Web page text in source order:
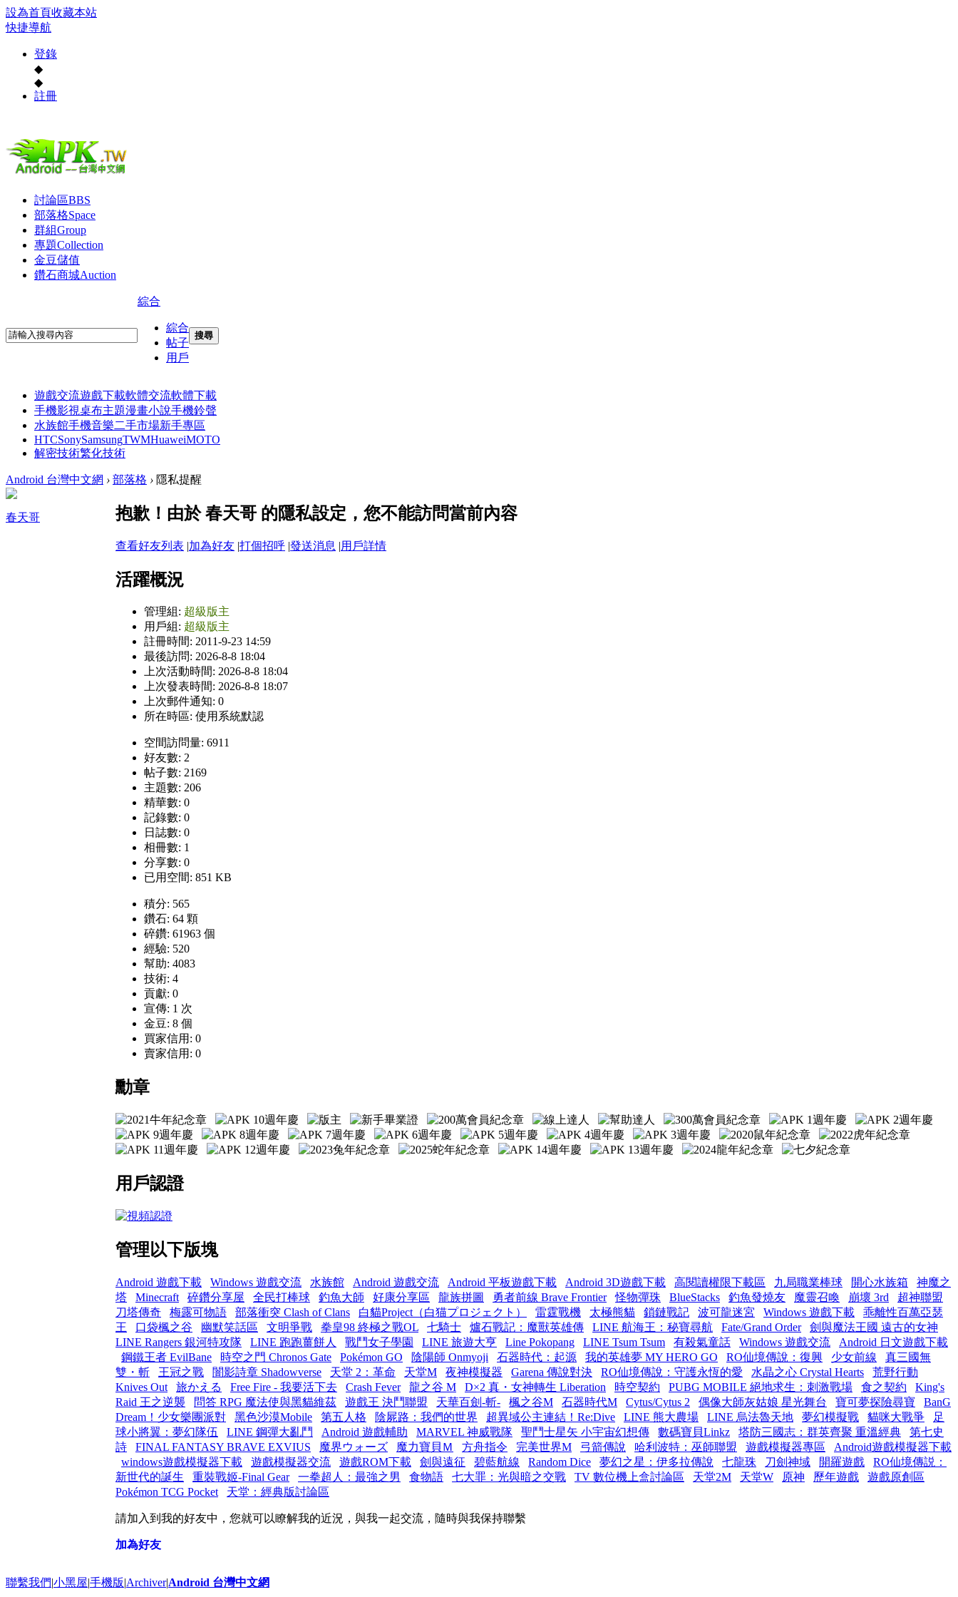
設為首頁收藏本站
快捷導航
登錄
◆
◆
註冊
討論區BBS
部落格Space
群組Group
專題Collection
金豆儲值
鑽石商城Auction
綜合
綜合
帖子
用戶
搜尋
遊戲交流遊戲下載軟體交流軟體下載
手機影視桌布主題漫畫小說手機鈴聲
水族館手機音樂二手市場新手專區
HTCSonySamsungTWMHuaweiMOTO
解密技術繁化技術
Android 台灣中文網 › 部落格 › 隱私提醒
春天哥 抱歉！由於 春天哥 的隱私設定，您不能訪問當前內容
查看好友列表 |加為好友 |打個招呼 |發送消息 |用戶詳情
活躍概況
管理組: 超級版主
用戶組: 超級版主
註冊時間: 2011-9-23 14:59
最後訪問: 2026-8-8 18:04
上次活動時間: 2026-8-8 18:04
上次發表時間: 2026-8-8 18:07
上次郵件通知: 0
所在時區: 使用系統默認
空間訪問量: 6911
好友數: 2
帖子數: 2169
主題數: 206
精華數: 0
記錄數: 0
日誌數: 0
相冊數: 1
分享數: 0
已用空間: 851 KB
積分: 565
鑽石: 64 顆
碎鑽: 61963 個
經驗: 520
幫助: 4083
技術: 4
貢獻: 0
宣傳: 1 次
金豆: 8 個
買家信用: 0
賣家信用: 0
勳章
用戶認證
管理以下版塊
Android 遊戲下載 Windows 遊戲交流 水族館 Android 遊戲交流 Android 平板遊戲下載 Android 3D遊戲下載 高閱讀權限下載區 九局職業棒球 開心水族箱
神魔之
塔
Minecraft 碎鑽分享屋 全民打棒球 釣魚大師 好康分享區 龍族拼圖 勇者前線 Brave Frontier 怪物彈珠 BlueStacks 釣魚發燒友 魔靈召喚 崩壞 3rd
超神聯盟
刀塔傳奇
梅露可物語 部落衝突 Clash of Clans 白貓Project（白猫プロジェクト） 雷霆戰機 太極熊貓 鎖鏈戰記 波可龍迷宮 Windows 遊戲下載
乖離性百萬亞瑟
王
口袋楓之谷 幽默笑話區 文明爭戰 拳皇98 終極之戰OL 七騎士 爐石戰記：魔獸英雄傳 LINE 航海王：秘寶尋航 Fate/Grand Order
劍與魔法王國 遠古的女神
LINE Rangers 銀河特攻隊
LINE 跑跑薑餅人 戰鬥女子學園 LINE 旅遊大亨 Line Pokopang LINE Tsum Tsum 有殺氣童話 Windows 遊戲交流
Android 日文遊戲下載
鋼鐵王者 EvilBane
時空之門 Chronos Gate Pokémon GO 陰陽師 Onmyoji 石器時代：起源 我的英雄夢 MY HERO GO RO仙境傳說：復興 少女前線
真三國無
雙・斬
王冠之戰 闇影詩章 Shadowverse 天堂 2：革命 天堂M 夜神模擬器 Garena 傳說對決 RO仙境傳說：守護永恆的愛 水晶之心 Crystal Hearts
荒野行動
Knives Out
旅かえる Free Fire - 我要活下去 Crash Fever 龍之谷 M D×2 真・女神轉生 Liberation 時空契約 PUBG MOBILE 絕地求生：刺激戰場 食之契約
King's
Raid 王之逆襲
問答 RPG 魔法使與黑貓維茲 遊戲王 決鬥聯盟 天華百劍-斬- 楓之谷M 石器時代M Cytus/Cytus 2 偶像大師灰姑娘 星光舞台 寶可夢探險尋寶
BanG
Dream！少女樂團派對
黑色沙漠Mobile 第五人格 陰屍路：我們的世界 超異域公主連結！Re:Dive LINE 熊大農場 LINE 烏法魯天地 夢幻模擬戰 貓咪大戰爭
足
球小將翼：夢幻隊伍
LINE 鋼彈大亂鬥 Android 遊戲輔助 MARVEL 神威戰隊 聖鬥士星矢 小宇宙幻想傳 數碼寶貝Linkz 塔防三國志：群英齊聚 重溫經典
第七史
詩
FINAL FANTASY BRAVE EXVIUS 魔界ウォーズ 魔力寶貝Ｍ 方舟指令 完美世界M 弓箭傳說 哈利波特：巫師聯盟 遊戲模擬器專區
Android遊戲模擬器下載
windows遊戲模擬器下載
遊戲模擬器交流 遊戲ROM下載 劍與遠征 碧藍航線 Random Dice 夢幻之星：伊多拉傳說 七龍珠 刀劍神域 開羅遊戲
RO仙境傳説：
新世代的誕生
重裝戰姬-Final Gear 一拳超人：最強之男 食物語 七大罪：光與暗之交戰 TV 數位機上盒討論區 天堂2M 天堂W 原神 歷年遊戲
遊戲原創區
Pokémon TCG Pocket
天堂：經典版討論區
請加入到我的好友中，您就可以瞭解我的近況，與我一起交流，隨時與我保持聯繫
加為好友
聯繫我們|小黑屋|手機版|Archiver|Android 台灣中文網